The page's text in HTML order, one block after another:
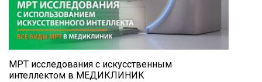
МРТ исследования с искусственным
интеллектом в МЕДИКЛИНИК